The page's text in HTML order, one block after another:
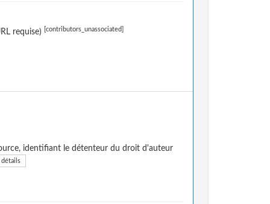
requise) [contributors_unassociated]
identifiant le détenteur du droit d'auteur